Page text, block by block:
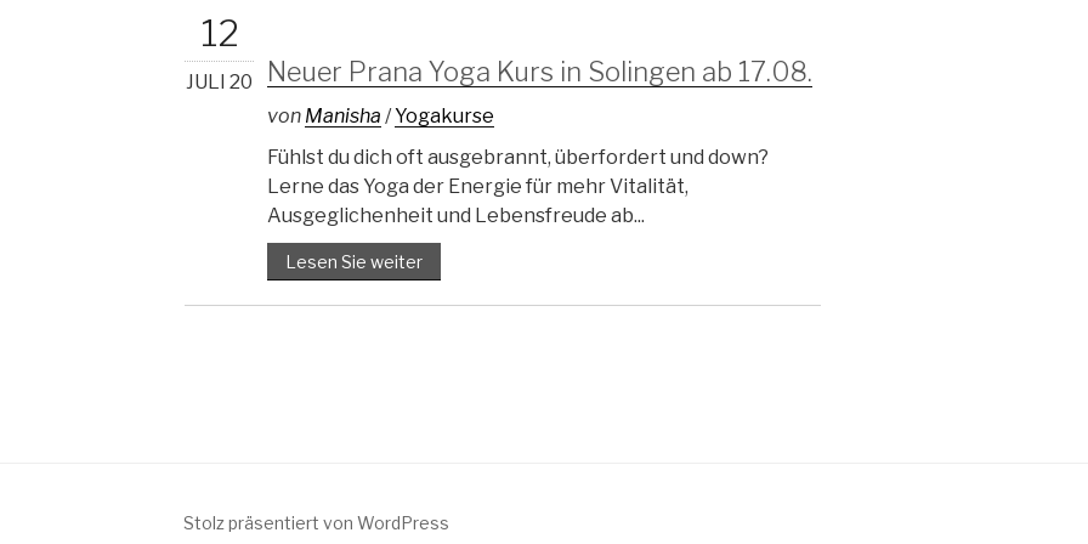
12
JULI 20 Neuer Prana Yoga Kurs in Solingen ab 17.08.
von Manisha /Yogakurse
Fühlst du dich oft ausgebrannt, überfordert und down?
Lerne das Yoga der Energie für mehr Vitalität,
Ausgeglichenheit und Lebensfreude ab...
Lesen Sie weiter
Stolz präsentiert von WordPress